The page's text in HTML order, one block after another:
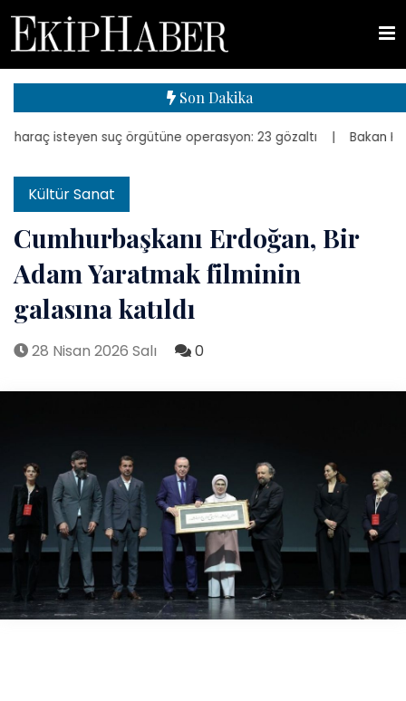
Son Dakika
isteyen suç örgütüne operasyon: 23 gözaltı | Bakan Kurum,
Kültür Sanat
Cumhurbaşkanı Erdoğan, Bir
Adam Yaratmak filminin
galasına katıldı
28 Nisan 2026 Salı 0